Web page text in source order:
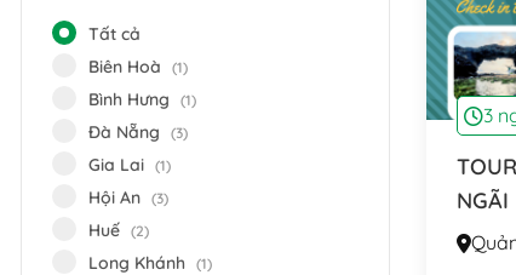
Tất cả
Biên Hoà
(1)
Bình Hưng (1)
Đà Nẵng (3)
Gia Lai (1)
Hội An (3)
Huế (2)
Long Khánh (1)
3
NGÃI